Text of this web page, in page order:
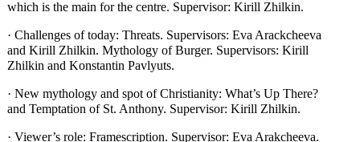
which is the main for the centre. Supervisor: Kirill Zhilkin.
· Challenges of today: Threats. Supervisors: Eva Arackcheeva
and Kirill Zhilkin. Mythology of Burger. Supervisors: Kirill
Zhilkin and Konstantin Pavlyuts.
· New mythology and spot of Christianity: What’s Up There?
and Temptation of St. Anthony. Supervisor: Kirill Zhilkin.
· Viewer’s role: Framescription. Supervisor: Eva Arakcheeva.